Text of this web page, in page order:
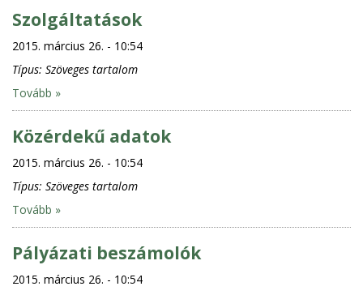
Szolgáltatások
2015. március 26. - 10:54
Típus: Szöveges tartalom
Tovább »
Közérdekű adatok
2015. március 26. - 10:54
Típus: Szöveges tartalom
Tovább »
Pályázati beszámolók
2015. március 26. - 10:54